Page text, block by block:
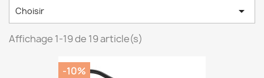
Choisir 
Affichage 1-19 de 19 article(s)
-10%